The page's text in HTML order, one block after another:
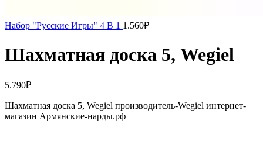
Набор "Русские Игры" 4 В 1 1.560₽
Шахматная доска 5, Wegiel
5.790₽
Шахматная доска 5, Wegiel производитель-Wegiel интернет-
магазин Армянские-нарды.рф